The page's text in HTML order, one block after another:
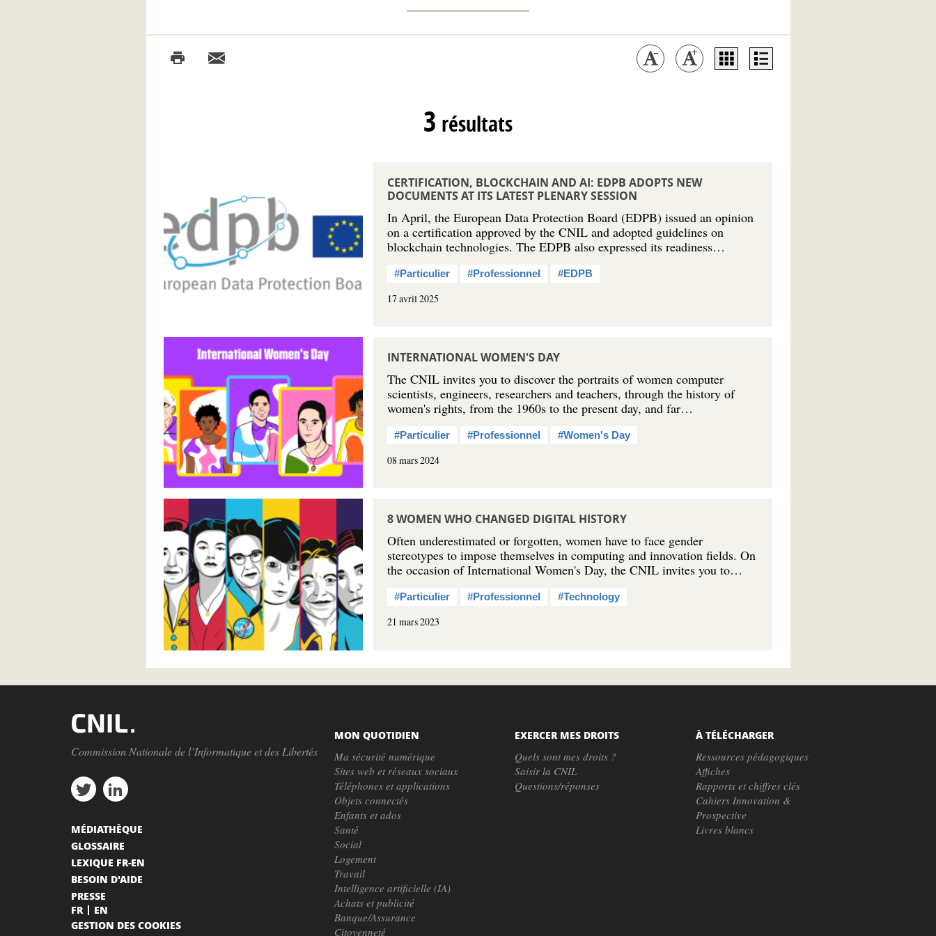
3 résultats
CERTIFICATION, BLOCKCHAIN AND AI: EDPB ADOPTS NEW
DOCUMENTS AT ITS LATEST PLENARY SESSION
In April, the European Data Protection Board (EDPB) issued an opinion
on a certification approved by the CNIL and adopted guidelines on
blockchain technologies. The EDPB also expressed its readiness…
#Particulier #Professionnel #EDPB
17 avril 2025
INTERNATIONAL WOMEN'S DAY
The CNIL invites you to discover the portraits of women computer
scientists, engineers, researchers and teachers, through the history of
women's rights, from the 1960s to the present day, and far…
#Particulier #Professionnel #Women's Day
08 mars 2024
8 WOMEN WHO CHANGED DIGITAL HISTORY
Often underestimated or forgotten, women have to face gender
stereotypes to impose themselves in computing and innovation fields. On
the occasion of International Women's Day, the CNIL invites you to…
#Particulier #Professionnel #Technology
21 mars 2023
Commission Nationale de l’Informatique et des Libertés
MON QUOTIDIEN
Ma sécurité numérique
Sites web et réseaux sociaux
Téléphones et applications
Objets connectés
Enfants et ados
Santé
Social
Logement
Travail
Intelligence artificielle (IA)
Achats et publicité
Banque/Assurance
Citoyenneté
EXERCER MES DROITS
Quels sont mes droits ?
Saisir la CNIL
Questions/réponses
À TÉLÉCHARGER
Ressources pédagogiques
Affiches
Rapports et chiffres clés
Cahiers Innovation &
Prospective
Livres blancs
MÉDIATHÈQUE
GLOSSAIRE
LEXIQUE FR-EN
BESOIN D'AIDE
PRESSE
FR
EN
GESTION DES COOKIES